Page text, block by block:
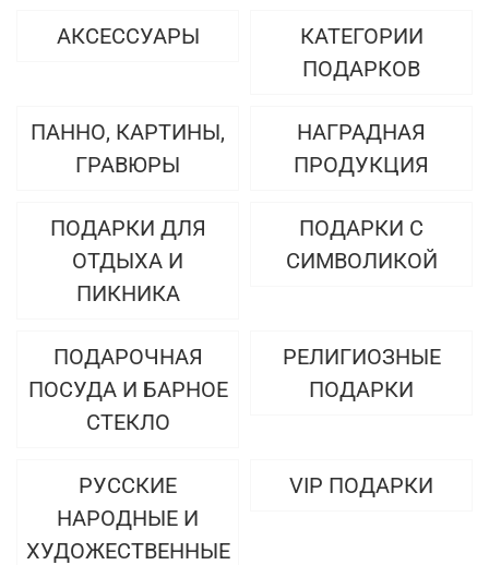
АКСЕССУАРЫ
КАТЕГОРИИ
ПОДАРКОВ
ПАННО, КАРТИНЫ,
ГРАВЮРЫ
НАГРАДНАЯ
ПРОДУКЦИЯ
ПОДАРКИ ДЛЯ
ОТДЫХА И
ПИКНИКА
ПОДАРКИ С
СИМВОЛИКОЙ
ПОДАРОЧНАЯ
ПОСУДА И БАРНОЕ
СТЕКЛО
РЕЛИГИОЗНЫЕ
ПОДАРКИ
РУССКИЕ
НАРОДНЫЕ И
ХУДОЖЕСТВЕННЫЕ
VIP ПОДАРКИ